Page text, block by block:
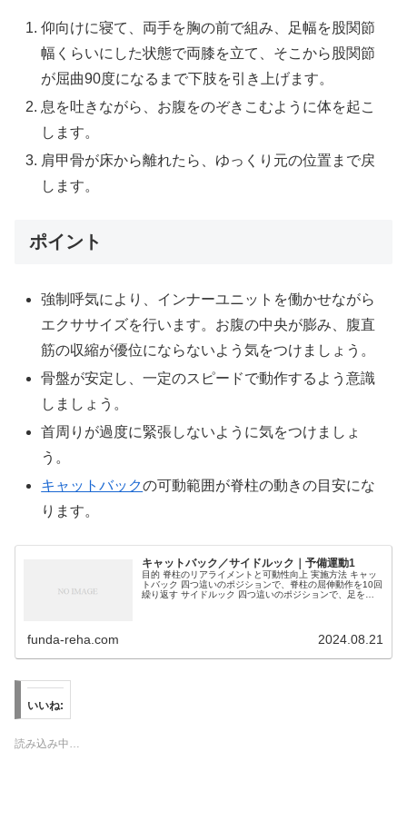
仰向けに寝て、両手を胸の前で組み、足幅を股関節
幅くらいにした状態で両膝を立て、そこから股関節
が屈曲90度になるまで下肢を引き上げます。
息を吐きながら、お腹をのぞきこむように体を起こ
します。
肩甲骨が床から離れたら、ゆっくり元の位置まで戻
します。
ポイント
強制呼気により、インナーユニットを働かせながら
エクササイズを行います。お腹の中央が膨み、腹直
筋の収縮が優位にならないよう気をつけましょう。
骨盤が安定し、一定のスピードで動作するよう意識
しましょう。
首周りが過度に緊張しないように気をつけましょ
う。
キャットバックの可動範囲が脊柱の動きの目安にな
ります。
キャットバック／サイドルック｜予備運動1
目的 脊柱のリアライメントと可動性向上 実施方法 キャッ
トバック 四つ這いのポジションで、脊柱の屈伸動作を10回
繰り返す サイドルック 四つ這いのポジションで、足を見
funda-reha.com 2024.08.21
いいね:
読み込み中…